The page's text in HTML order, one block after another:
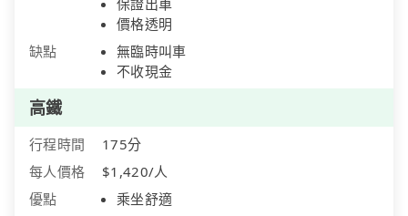
保證出車
價格透明
缺點
無臨時叫車
不收現金
高鐵
行程時間
175分
每人價格
$1,420/人
優點
乘坐舒適